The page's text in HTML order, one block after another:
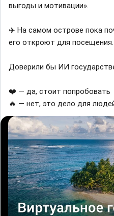
выгоды и мотивации».
✈️ На самом острове пока
его откроют для посещения.
Доверили бы ИИ
❤️ — да, стоит попробовать
🔥 — нет, это дело для